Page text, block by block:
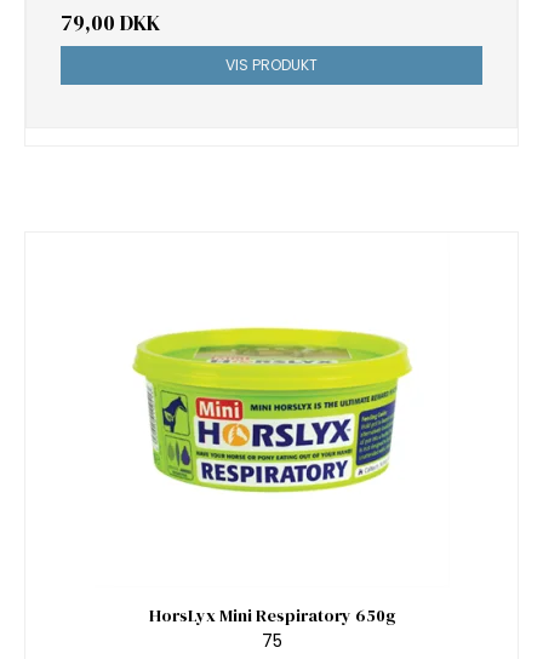
79,00 DKK
VIS PRODUKT
HorsLyx Mini Respiratory 650g
75